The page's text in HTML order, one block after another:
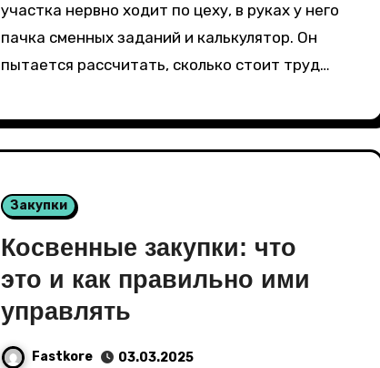
участка нервно ходит по цеху, в руках у него
пачка сменных заданий и калькулятор. Он
пытается рассчитать, сколько стоит труд…
Закупки
Косвенные закупки: что
это и как правильно ими
управлять
Fastkore 03.03.2025